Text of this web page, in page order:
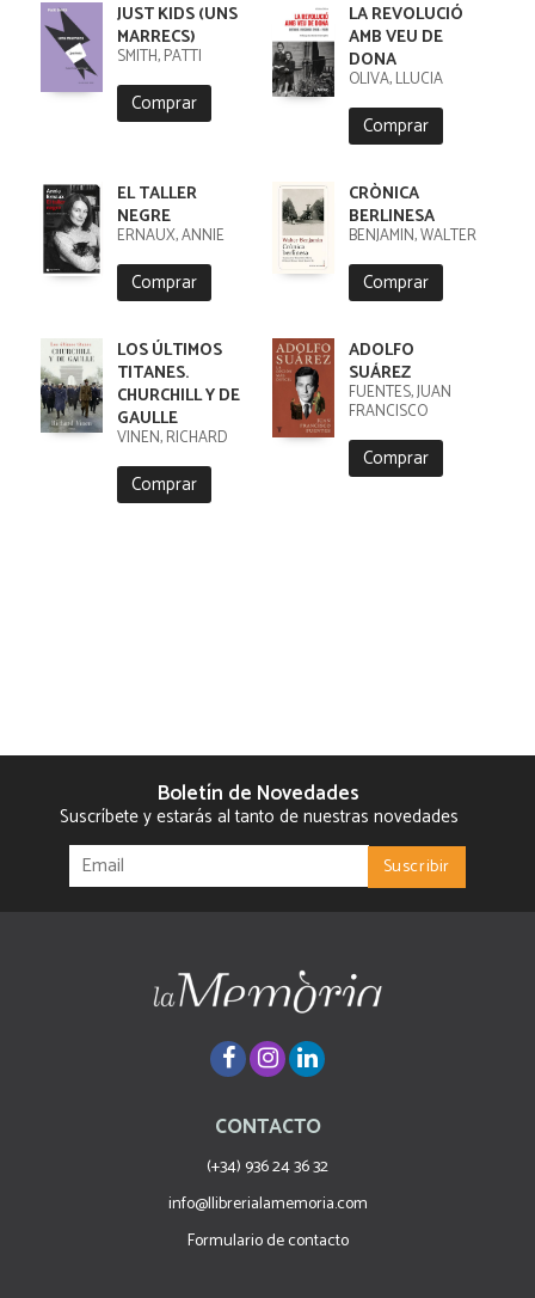
JUST KIDS (UNS
MARRECS)
SMITH, PATTI
Comprar
LA REVOLUCIÓ
AMB VEU DE
DONA
OLIVA, LLÚCIA
Comprar
EL TALLER
NEGRE
ERNAUX, ANNIE
Comprar
CRÒNICA
BERLINESA
BENJAMIN, WALTER
Comprar
LOS ÚLTIMOS
TITANES.
CHURCHILL Y DE
GAULLE
VINEN, RICHARD
Comprar
ADOLFO
SUÁREZ
FUENTES, JUAN
FRANCISCO
Comprar
Boletín de Novedades
Suscríbete y estarás al tanto de nuestras novedades
CONTACTO
(+34) 936 24 36 32
info@llibrerialamemoria.com
Formulario de contacto